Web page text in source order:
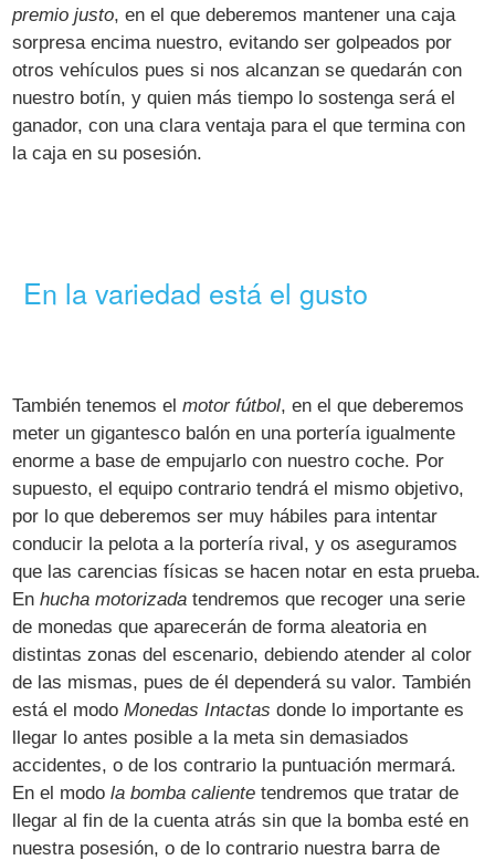
premio justo, en el que deberemos mantener una caja
sorpresa encima nuestro, evitando ser golpeados por
otros vehículos pues si nos alcanzan se quedarán con
nuestro botín, y quien más tiempo lo sostenga será el
ganador, con una clara ventaja para el que termina con
la caja en su posesión.
En la variedad está el gusto
También tenemos elmotor fútbol, en el que deberemos
meter un gigantesco balón en una portería igualmente
enorme a base de empujarlo con nuestro coche. Por
supuesto, el equipo contrario tendrá el mismo objetivo,
por lo que deberemos ser muy hábiles para intentar
conducir la pelota a la portería rival, y os aseguramos
que las carencias físicas se hacen notar en esta prueba.
Enhucha motorizada tendremos que recoger una serie
de monedas que aparecerán de forma aleatoria en
distintas zonas del escenario, debiendo atender al color
de las mismas, pues de él dependerá su valor. También
está el modoMonedas Intactas donde lo importante es
llegar lo antes posible a la meta sin demasiados
accidentes, o de los contrario la puntuación mermará.
En el modola bomba caliente tendremos que tratar de
llegar al fin de la cuenta atrás sin que la bomba esté en
nuestra posesión, o de lo contrario nuestra barra de